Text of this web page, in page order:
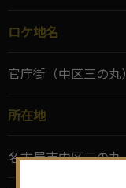
ロケ地名
官庁街（中区三の丸）
所在地
名古屋市中区三の丸